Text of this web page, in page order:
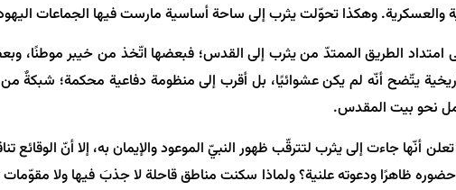
والعسكرية. وهكذا تحوّلت يثرب إلى ساحة أساسية مارست فيها الجماعات
امتداد الطريق الممتدّ من يثرب إلى القدس؛ فبعضها اتّخذ من خيبر
يتّضح أنّه لم يكن عشوائيًا، بل أقرب إلى منظومة دفاعية محكمة؛
نحو بيت المقدس.
جاءت إلى يثرب لتترقّب ظهور النبيّ الموعود والإيمان به، إلا أنّ الوقائع
ظاهرًا ودعوته علنية؟ ولماذا سكنت مناطق قاحلة لا جذبَ فيها ولا